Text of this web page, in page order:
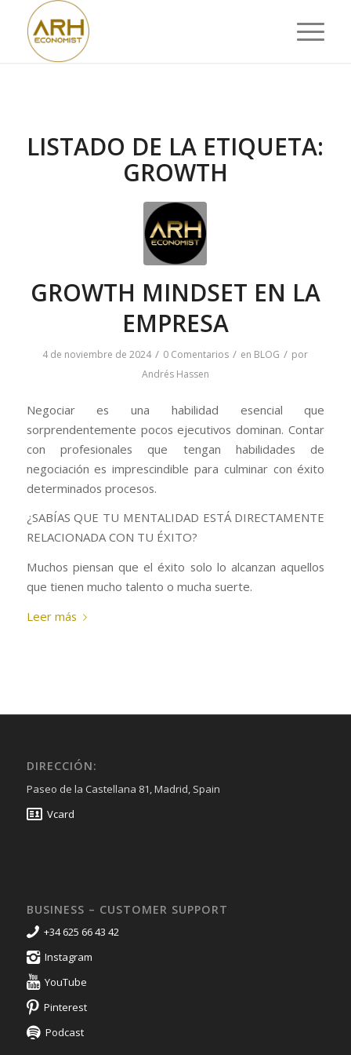
LISTADO DE LA ETIQUETA:
GROWTH
GROWTH MINDSET EN LA
EMPRESA
4 de noviembre de 2024 / 0 Comentarios / en BLOG / por
Andrés Hassen
Negociar es una habilidad esencial que
sorprendentemente pocos ejecutivos dominan. Contar
con profesionales que tengan habilidades de
negociación es imprescindible para culminar con éxito
determinados procesos.
¿SABÍAS QUE TU MENTALIDAD ESTÁ DIRECTAMENTE
RELACIONADA CON TU ÉXITO?
Muchos piensan que el éxito solo lo alcanzan aquellos
que tienen mucho talento o mucha suerte.
Leer más
DIRECCIÓN:
Paseo de la Castellana 81, Madrid, Spain
Vcard
BUSINESS – CUSTOMER SUPPORT
+34 625 66 43 42
Instagram
YouTube
Pinterest
Podcast